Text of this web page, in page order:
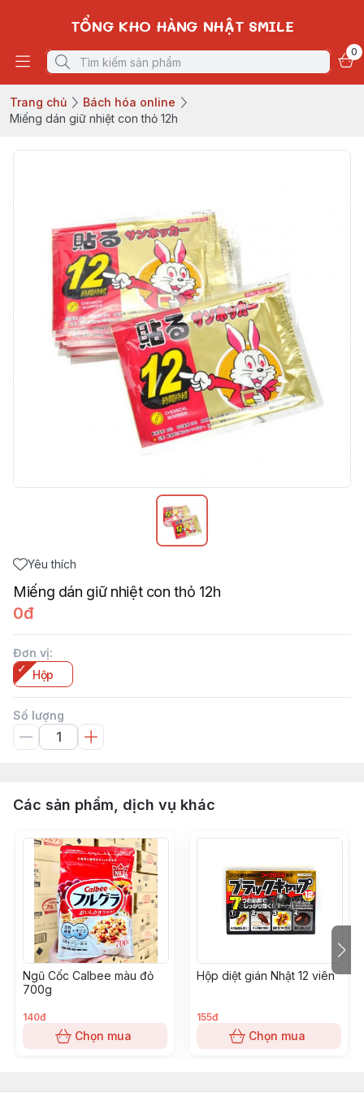
TỔNG KHO HÀNG NHẬT SMILE
0
Trang chủ
Bách hóa online
Miếng dán giữ nhiệt con thỏ 12h
Yêu thích
Miếng dán giữ nhiệt con thỏ 12h
0đ
Đơn vị:
Hộp
Số lượng
Các sản phẩm, dịch vụ khác
Ngũ Cốc Calbee màu đỏ
700g
140đ
Chọn mua
Hộp diệt gián Nhật 12 viên
155đ
Chọn mua